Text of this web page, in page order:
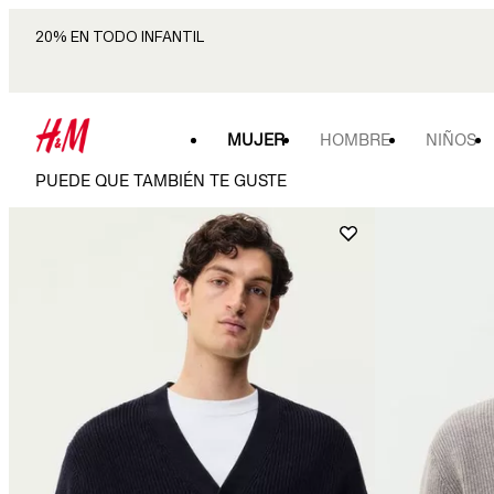
20% EN TODO INFANTIL
MUJER HOMBRE NIÑOS
PUEDE QUE TAMBIÉN TE GUSTE